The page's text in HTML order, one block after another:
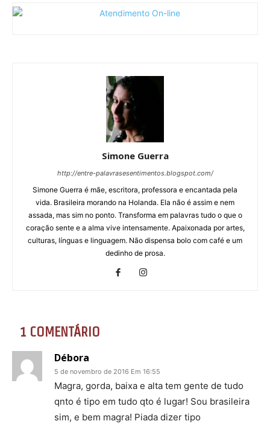
Simone Guerra
http://entre-palavrasesentimentos.blogspot.com/
Simone Guerra é mãe, escritora, professora e encantada pela
vida. Brasileira morando na Holanda. Ela não é assim e nem
assada, mas sim no ponto. Transforma em palavras tudo o que o
coração sente e a alma vive intensamente. Apaixonada por artes,
culturas, línguas e linguagem. Não dispensa bolo com café e um
dedinho de prosa.
1 COMENTÁRIO
Débora
5 de novembro de 2016 Em 16:55
Magra, gorda, baixa e alta tem gente de tudo
qnto é tipo em tudo qto é lugar! Sou brasileira
sim, e bem magra! Piada dizer tipo